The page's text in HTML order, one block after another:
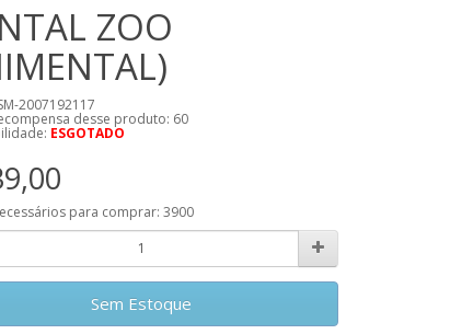
ZOO
2007192117
desse produto: 60
ESGOTADO
para comprar: 3900
Sem Estoque